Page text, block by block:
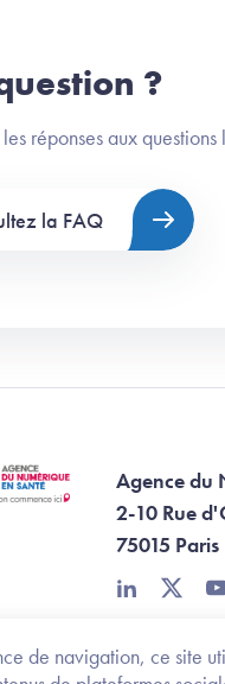
de navigation, ce site
?
réponses aux
la FAQ
Agence du
2-10 Rue
75015 Paris
linkedintwitter